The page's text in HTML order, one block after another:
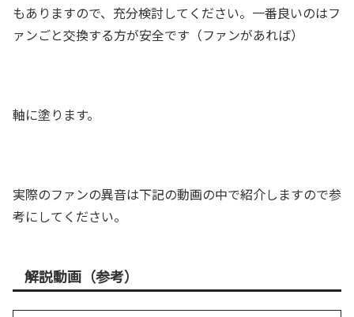
もありますので、充分検討してください。一番良いのはフ
ァンごと交換する方が安全です（ファンがあれば）
軸に塗ります。
実際のファンの異音は下記の動画の中で紹介しますので参
考にしてください。
解説動画（参考）